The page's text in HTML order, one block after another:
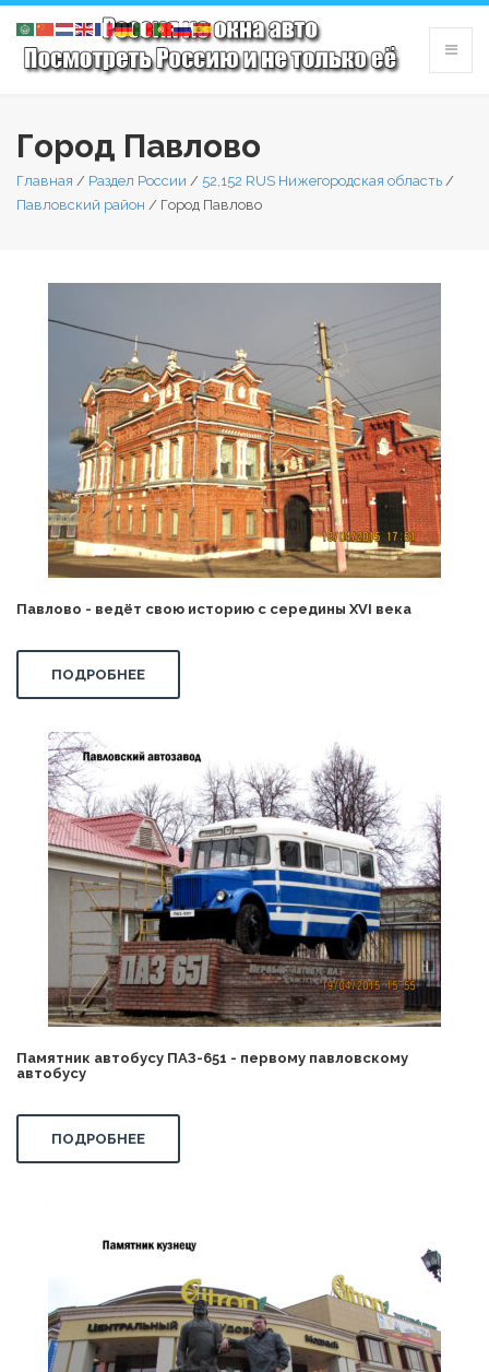
Город Павлово
Главная / Раздел России / 52,152 RUS Нижегородская область /
Павловский район / Город Павлово
Павлово - ведёт свою историю с середины XVI века
ПОДРОБНЕЕ
Памятник автобусу ПАЗ-651 - первому павловскому
автобусу
ПОДРОБНЕЕ